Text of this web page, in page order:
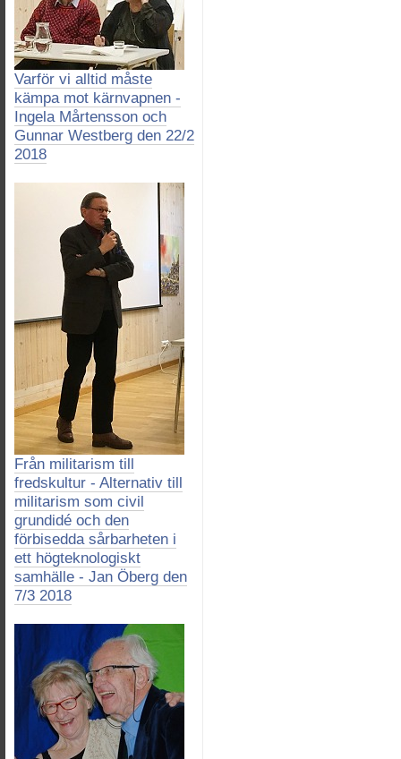
Varför vi alltid måste
kämpa mot kärnvapnen -
Ingela Mårtensson och
Gunnar Westberg den 22/2
2018
Från militarism till
fredskultur - Alternativ till
militarism som civil
grundidé och den
förbisedda sårbarheten i
ett högteknologiskt
samhälle - Jan Öberg den
7/3 2018